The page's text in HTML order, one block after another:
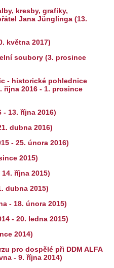
kresby, grafiky,
Jana Jünglinga (13.
května 2017)
soubory (3. prosince
- historické pohlednice
října 2016 - 1. prosince
- 13. října 2016)
dubna 2016)
- 25. února 2016)
2015)
října 2015)
dubna 2015)
- 18. února 2015)
- 20. ledna 2015)
2014)
pro dospělé při DDM ALFA
- 9. října 2014)